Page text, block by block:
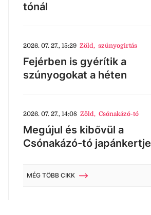
tónál
2026. 07. 27., 15:29 Zöld, szúnyogirtás
Fejérben is gyérítik a
szúnyogokat a héten
2026. 07. 27., 14:08 Zöld, Csónakázó-tó
Megújul és kibővül a
Csónakázó-tó japánkertje
MÉG TÖBB CIKK